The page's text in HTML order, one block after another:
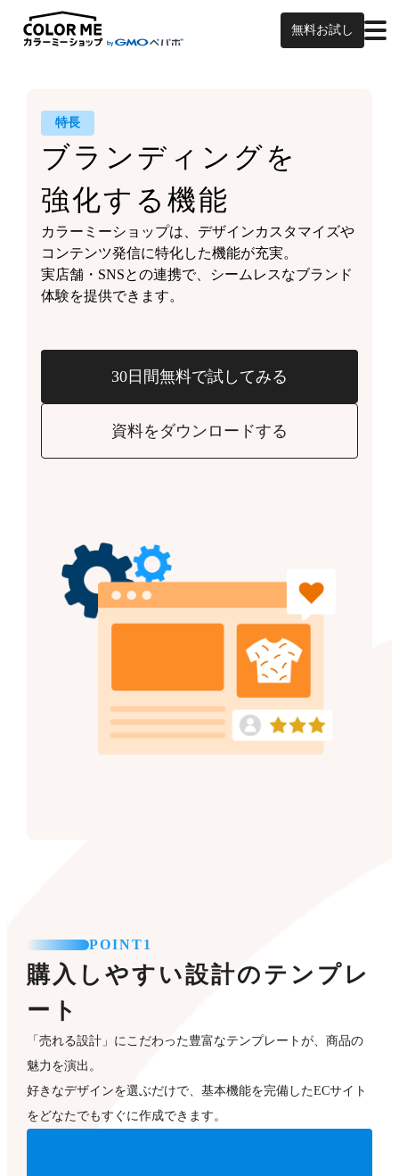
無料お試し
特長
ブランディングを
強化する機能
カラーミーショップは、 デザインカスタマイズや
コンテンツ発信に特化した機能が充実。
実店舗・SNSとの連携で、 シームレスなブランド
体験を提供できます。
30日間無料で試してみる
資料をダウンロードする
POINT1
購入しやすい設計のテンプレ
ート
「売れる設計」にこだわった豊富なテンプレートが、商品の
魅力を演出。
好きなデザインを選ぶだけで、基本機能を完備したECサイト
をどなたでもすぐに作成できます。